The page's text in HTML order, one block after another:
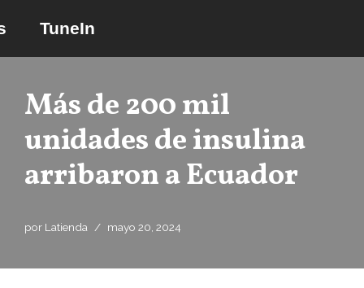
TuneIn
Más de 200 mil
unidades de insulina
arribaron a Ecuador
por Latienda mayo 20, 2024